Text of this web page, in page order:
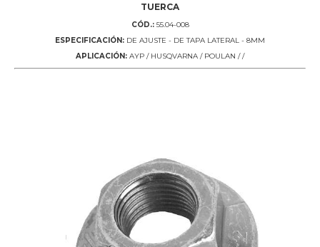
TUERCA
CÓD.:55.04-008
ESPECIFICACIÓN: DE AJUSTE - DE TAPA LATERAL - 8MM
APLICACIÓN: AYP / HUSQVARNA / POULAN / /